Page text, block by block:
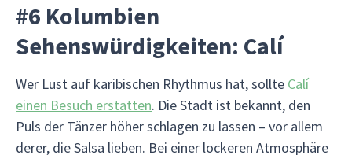
#6 Kolumbien
Sehenswürdigkeiten: Calí
Wer Lust auf karibischen Rhythmus hat, sollte Calí
einen Besuch erstatten. Die Stadt ist bekannt, den
Puls der Tänzer höher schlagen zu lassen – vor allem
derer, die Salsa lieben. Bei einer lockeren Atmosphäre